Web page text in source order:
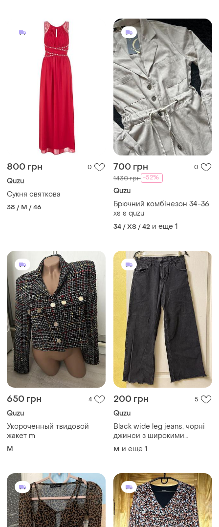
800 грн 0
Quzu
Сукня святкова
38 / M / 46
700 грн 0
1430 грн -52%
Quzu
Брючний комбінезон 34-36
xs s quzu
34 / XS / 42 и еще 1
650 грн 4
Quzu
Укороченный твидовой
жакет m
M
200 грн 5
Quzu
Black wide leg jeans, чорні
джинси з широкими
штанинами і
необробленим краєм
M и еще 1